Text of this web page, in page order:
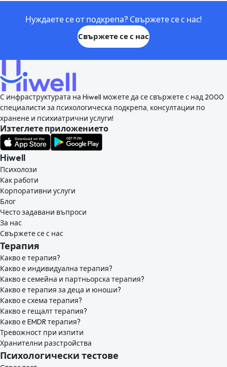
Нуждаете се от подкрепа? Свържете се с нас!
Свържете се с нас
С инфраструктурата на Hiwell можете да се свържете с над 2000
специалисти за психологическа подкрепа, консултации по
хранене и психиатрични услуги!
Изтеглете приложението
Hiwell
Психолози
Как работи
Корпоративни услуги
Блог
Често задавани въпроси
За нас
Свържете се с нас
Терапия
Какво е терапия?
Какво е индивидуална терапия?
Какво е семейна и партньорска терапия?
Какво е терапия за деца и юноши?
Какво е схема терапия?
Какво е гещалт терапия?
Какво е EMDR терапия?
Тревожност при изпити
Хранителни разстройства
Психологически тестове